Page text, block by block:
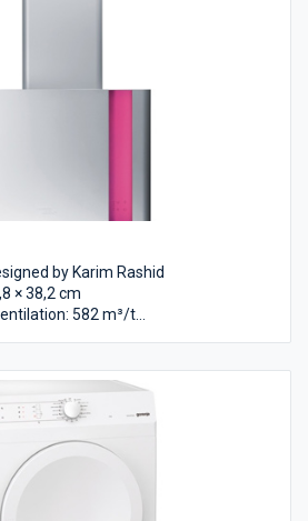
by Karim Rashid
× 38,2 cm
582 m³/t